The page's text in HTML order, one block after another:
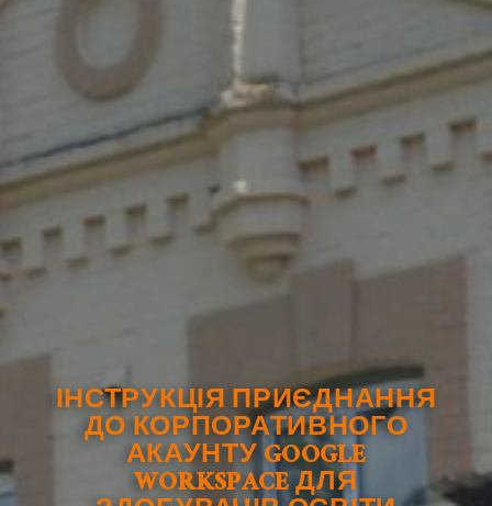
ІНСТРУКЦІЯ ПРИЄДНАННЯ
ДО КОРПОРАТИВНОГО
АКАУНТУ GOOGLE
WORKSPACE ДЛЯ